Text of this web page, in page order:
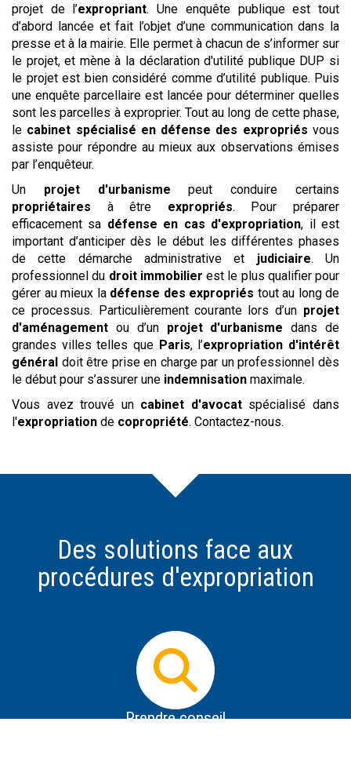
projet de l’expropriant. Une enquête publique est tout
d’abord lancée et fait l’objet d’une communication dans la
presse et à la mairie. Elle permet à chacun de s’informer sur
le projet, et mène à la déclaration d'utilité publique DUP si
le projet est bien considéré comme d’utilité publique. Puis
une enquête parcellaire est lancée pour déterminer quelles
sont les parcelles à exproprier. Tout au long de cette phase,
le cabinet spécialisé en défense des expropriés vous
assiste pour répondre au mieux aux observations émises
par l’enquêteur.
Un projet d'urbanisme peut conduire certains
propriétaires à être expropriés. Pour préparer
efficacement sa défense en cas d'expropriation, il est
important d’anticiper dès le début les différentes phases
de cette démarche administrative et judiciaire. Un
professionnel du droit immobilier est le plus qualifier pour
gérer au mieux la défense des expropriés tout au long de
ce processus. Particulièrement courante lors d’un projet
d'aménagement ou d’un projet d'urbanisme dans de
grandes villes telles que Paris, l’expropriation d'intérêt
général doit être prise en charge par un professionnel dès
le début pour s’assurer une indemnisation maximale.
Vous avez trouvé un cabinet d'avocatspécialisé dans
l'expropriation de copropriété. Contactez-nous.
Des solutions face aux
procédures d'expropriation
Prendre conseil